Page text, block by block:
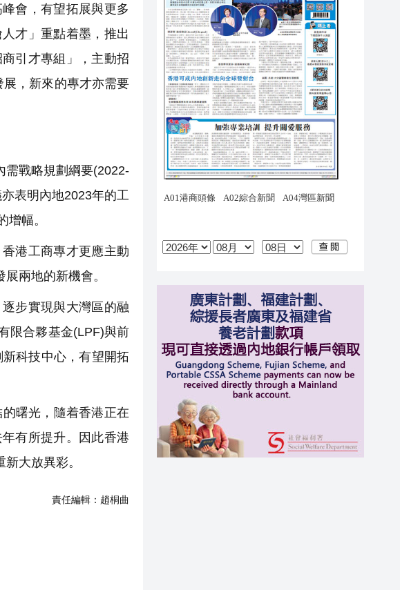
會，有望拓展與更多
才」重點着墨，推出
引才專組」，主動招
，新來的專才亦需要
戰略規劃綱要(2022-
表明內地2023年的工
幅。
港工商專才更應主動
兩地的新機會。
步實現與大灣區的融
限合夥基金(LPF)與前
科技中心，有望開拓
曙光，隨着香港正在
有所提升。因此香港
大放異彩。
責任編輯： 趙桐曲